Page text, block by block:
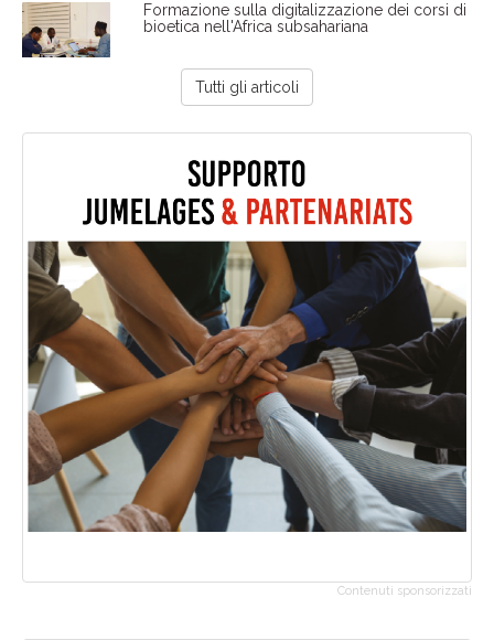
Formazione sulla digitalizzazione dei corsi di
bioetica nell'Africa subsahariana
Tutti gli articoli
Contenuti sponsorizzati